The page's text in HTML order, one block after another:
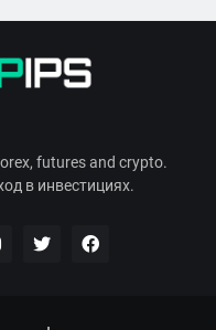
futures and crypto.
в инвестициях.